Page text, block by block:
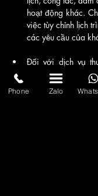
hoạt động khác.
việc tùy chỉnh lịch
các yêu cầu của
Đối với dịch vụ
Nội, Asia
bạn có thể dựa
Phone Zalo